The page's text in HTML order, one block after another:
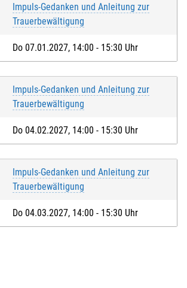
Impuls-Gedanken und Anleitung zur
Trauerbewältigung
Do 07.01.2027, 14:00 - 15:30 Uhr
Impuls-Gedanken und Anleitung zur
Trauerbewältigung
Do 04.02.2027, 14:00 - 15:30 Uhr
Impuls-Gedanken und Anleitung zur
Trauerbewältigung
Do 04.03.2027, 14:00 - 15:30 Uhr